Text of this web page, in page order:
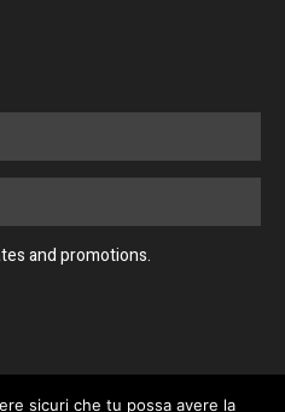
and promotions.
sicuri che tu possa avere la